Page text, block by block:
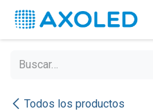
Ir al contenido
Todos los productos